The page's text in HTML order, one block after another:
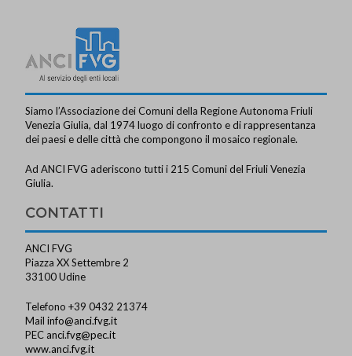
Siamo l’Associazione dei Comuni della Regione Autonoma Friuli
Venezia Giulia, dal 1974 luogo di confronto e di rappresentanza
dei paesi e delle città che compongono il mosaico regionale.
Ad ANCI FVG aderiscono tutti i 215 Comuni del Friuli Venezia
Giulia.
CONTATTI
ANCI FVG
Piazza XX Settembre 2
33100 Udine
Telefono +39 0432 21374
Mailinfo@anci.fvg.it
PEC anci.fvg@pec.it
www.anci.fvg.it